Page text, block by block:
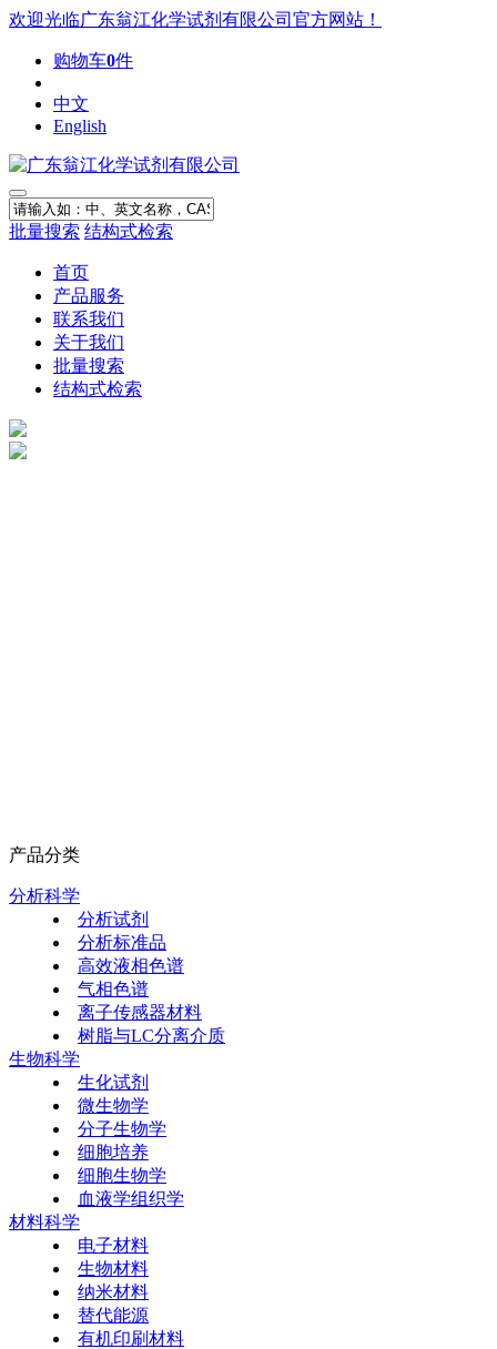
欢迎光临广东翁江化学试剂有限公司官方网站！
购物车0件
中文
English
批量搜索 结构式检索
首页
产品服务
联系我们
关于我们
批量搜索
结构式检索
产品分类
分析科学
分析试剂
分析标准品
高效液相色谱
气相色谱
离子传感器材料
树脂与LC分离介质
生物科学
生化试剂
微生物学
分子生物学
细胞培养
细胞生物学
血液学组织学
材料科学
电子材料
生物材料
纳米材料
替代能源
有机印刷材料